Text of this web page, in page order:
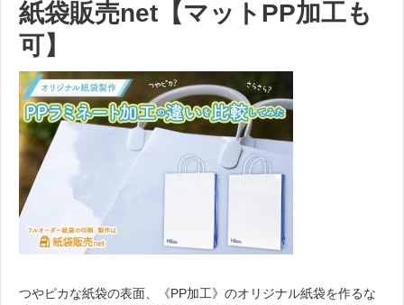
紙袋販売net【マットPP加工も
可】
つやピカな紙袋の表面、《PP加工》のオリジナル紙袋を作るな